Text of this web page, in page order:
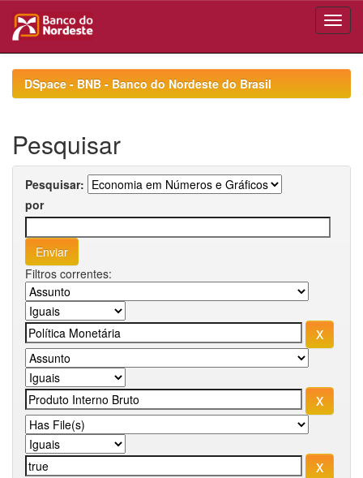
navigationDSpace - BNB - Banco do Nordeste do Brasil
Pesquisar
Pesquisar:
por
Filtros correntes: